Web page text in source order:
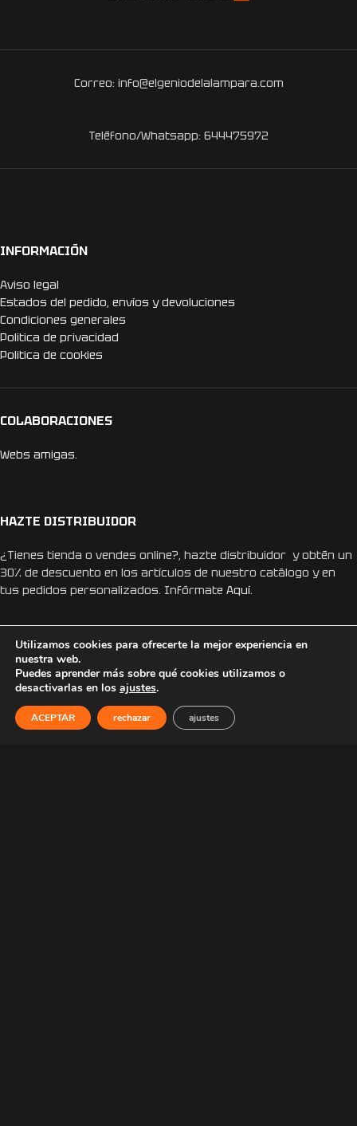
Correo: info@elgeniodelalampara.com
Teléfono/Whatsapp: 644475972
INFORMACIÓN
Aviso legal
Estados del pedido, envíos y devoluciones
Condiciones generales
Politica de privacidad
Politica de cookies
COLABORACIONES
Webs amigas.
HAZTE DISTRIBUIDOR
¿Tienes tienda o vendes online?, hazte distribuidor y obtén un
30% de descuento en los artículos de nuestro catálogo y en
tus pedidos personalizados. Infórmate Aquí.
REDES SOCIALES
Instagram
Utilizamos cookies para ofrecerte la mejor experiencia en
nuestra web.
Puedes aprender más sobre qué cookies utilizamos o
desactivarlas en los ajustes.
ACEPTAR rechazar ajustes